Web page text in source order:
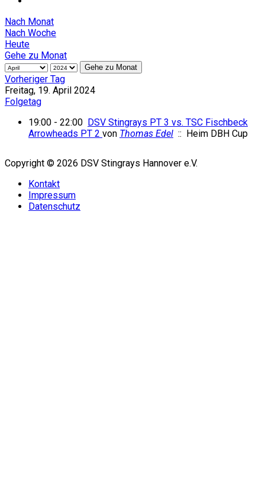
Nach Monat
Nach Woche
Heute
Gehe zu Monat
Gehe zu Monat
Vorheriger Tag
Freitag, 19. April 2024
Folgetag
19:00 - 22:00 DSV Stingrays PT 3 vs. TSC Fischbeck
Arrowheads PT 2 von Thomas Edel :: Heim DBH Cup
Copyright © 2026 DSV Stingrays Hannover e.V.
Kontakt
Impressum
Datenschutz